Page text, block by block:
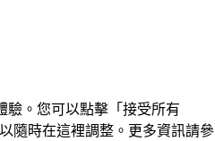
驗。您可以點擊「接受所有
隨時在這裡調整。更多資訊請參